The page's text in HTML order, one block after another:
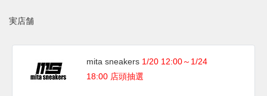
実店舗
mita sneakers 1/20 12:00～1/24
18:00 店頭抽選